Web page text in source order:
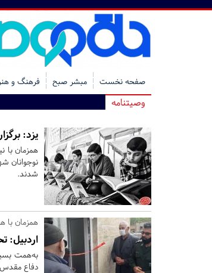
صفحه نخست مبشر صبح فرهنگ و هنر
وصیتنامه
یزد:
همزمان با
نوجوانان
شدند.
همزمان با
اردبیل:
به‌همت
دفاع